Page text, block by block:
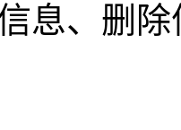
息、删